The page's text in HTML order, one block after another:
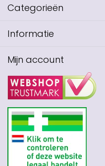
Categorieën
Informatie
Mijn account